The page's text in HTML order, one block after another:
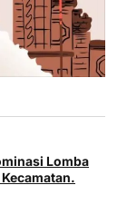
Lomba